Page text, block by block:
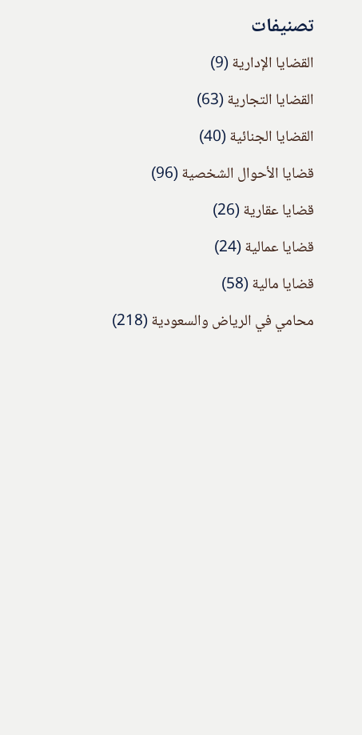
تصنيفات
القضايا الإدارية(9)
القضايا التجارية(63)
القضايا الجنائية(40)
قضايا الأحوال الشخصية(96)
قضايا عقارية(26)
قضايا عمالية(24)
قضايا مالية(58)
محامي في الرياض والسعودية(218)